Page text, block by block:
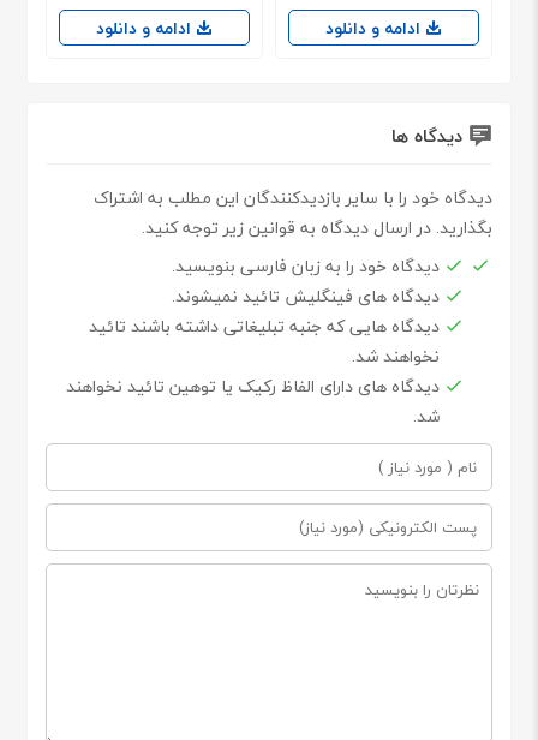
ادامه و دانلود ادامه و دانلود
دیدگاه ها
دیدگاه خود را با سایر بازدیدکنندگان این مطلب به اشتراک
بگذارید. در ارسال دیدگاه به قوانین زیر توجه کنید.
دیدگاه خود را به زبان فارسی بنویسید.
دیدگاه های فینگلیش تائید نمیشوند.
دیدگاه هایی که جنبه تبلیغاتی داشته باشند تائید
نخواهند شد.
دیدگاه های دارای الفاظ رکیک یا توهین تائید نخواهند
شد.